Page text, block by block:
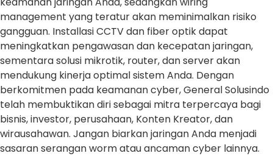
management yang teratur akan meminimalkan risiko
gangguan. Installasi CCTV dan fiber optik dapat
meningkatkan pengawasan dan kecepatan jaringan,
sementara solusi mikrotik, router, dan server akan
mendukung kinerja optimal sistem Anda. Dengan
berkomitmen pada keamanan cyber, General Solusindo
telah membuktikan diri sebagai mitra terpercaya bagi
bisnis, investor, perusahaan, Konten Kreator, dan
wirausahawan. Jangan biarkan jaringan Anda menjadi
sasaran serangan worm atau ancaman cyber lainnya.